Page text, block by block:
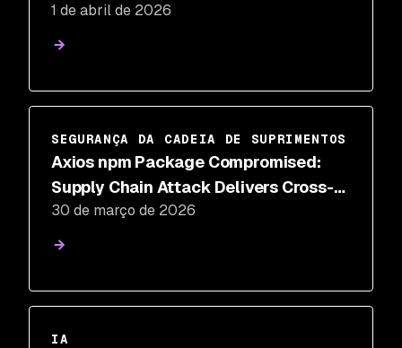
Design Partner Program
1 de abril de 2026
SEGURANÇA DA CADEIA DE SUPRIMENTOS
Axios npm Package Compromised:
Supply Chain Attack Delivers Cross-
Platform RAT
30 de março de 2026
IA